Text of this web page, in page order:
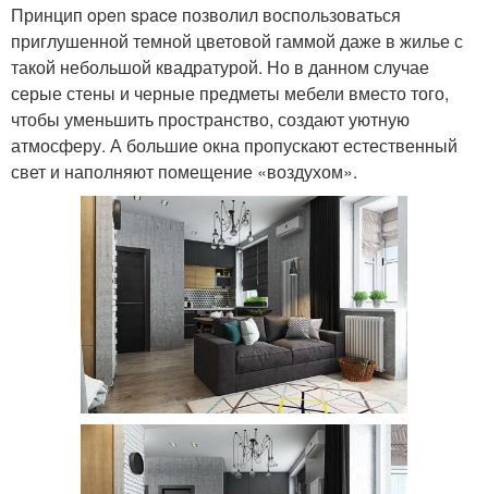
Принцип open space позволил воспользоваться
приглушенной темной цветовой гаммой даже в жилье с
такой небольшой квадратурой. Но в данном случае
серые стены и черные предметы мебели вместо того,
чтобы уменьшить пространство, создают уютную
атмосферу. А большие окна пропускают естественный
свет и наполняют помещение «воздухом».